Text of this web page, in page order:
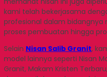
kami telah bekerjasama
profesional dalam
proses pembuatan hingga
Selain Nisan Salib Granit,
model lainnya seperti Nisan
Granit, Makam Kristen